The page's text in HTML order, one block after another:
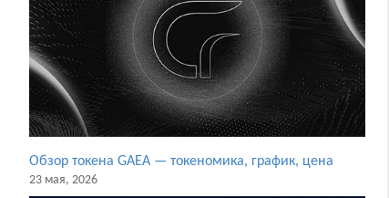
Обзор токена GAEA — токеномика, график, цена
23 мая, 2026